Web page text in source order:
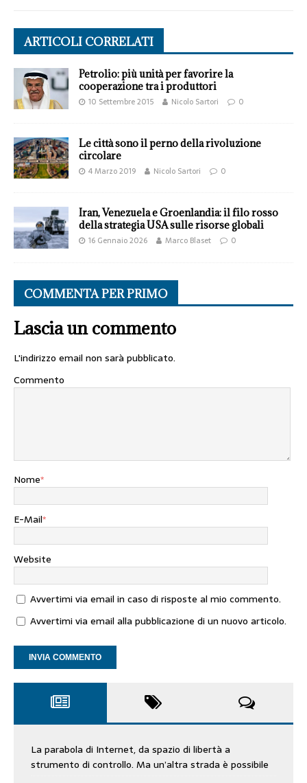
ARTICOLI CORRELATI
Petrolio: più unità per favorire la
cooperazione tra i produttori
10 Settembre 2015 Nicolo Sartori 0
Le città sono il perno della rivoluzione
circolare
4 Marzo 2019 Nicolo Sartori 0
Iran, Venezuela e Groenlandia: il filo rosso
della strategia USA sulle risorse globali
16 Gennaio 2026 Marco Blaset 0
COMMENTA PER PRIMO
Lascia un commento
L'indirizzo email non sarà pubblicato.
Commento
Nome*
E-Mail*
Website
Avvertimi via email in caso di risposte al mio commento.
Avvertimi via email alla pubblicazione di un nuovo articolo.
La parabola di Internet, da spazio di libertà a
strumento di controllo. Ma un’altra strada è possibile